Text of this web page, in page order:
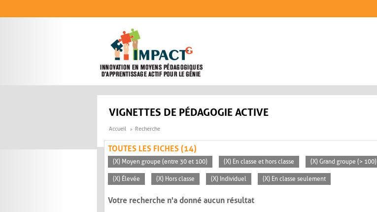
VIGNETTES DE PÉDAGOGIE ACTIVE
Accueil Recherche
TOUTES LES FICHES (14)
(X) Moyen groupe (entre 30 et 100) (X) En classe et hors classe (X) Grand groupe (> 100)
(X) Élevée (X) Hors classe (X) Individuel (X) En classe seulement
Votre recherche n'a donné aucun résultat